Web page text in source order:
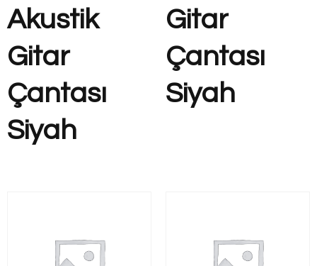
Akustik
Gitar
Çantası
Siyah
Gitar
Çantası
Siyah